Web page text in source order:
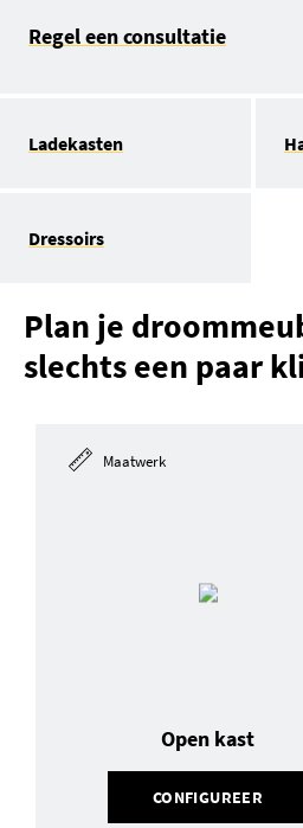
Regel een consultatie
Ladekasten
Dressoirs
Plan je
slechts een paar
Maatwerk
CONFIGUREER
Open kast